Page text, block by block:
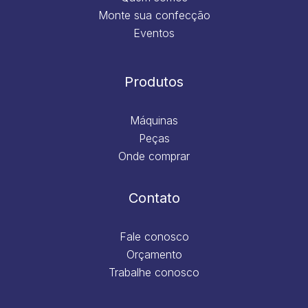
Monte sua confecção
Eventos
Produtos
Máquinas
Peças
Onde comprar
Contato
Fale conosco
Orçamento
Trabalhe conosco